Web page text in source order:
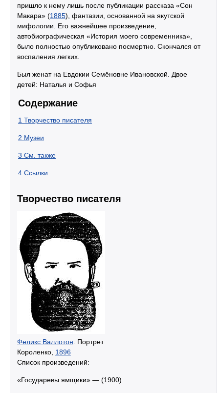
пришло к нему лишь после публикации рассказа «Сон
Макара» (1885), фантазии, основанной на якутской
мифологии. Его важнейшее произведение,
автобиографическая «История моего современника»,
было полностью опубликовано посмертно. Скончался от
воспаления легких.
Был женат на Евдокии Семёновне Ивановской. Двое
детей: Наталья и Софья
Содержание
1 Творчество писателя
2 Музеи
3 См. также
4 Ссылки
Творчество писателя
Феликс Валлотон . Портрет
Короленко, 1896
Список произведений:
«Государевы ямщики» — (1900)